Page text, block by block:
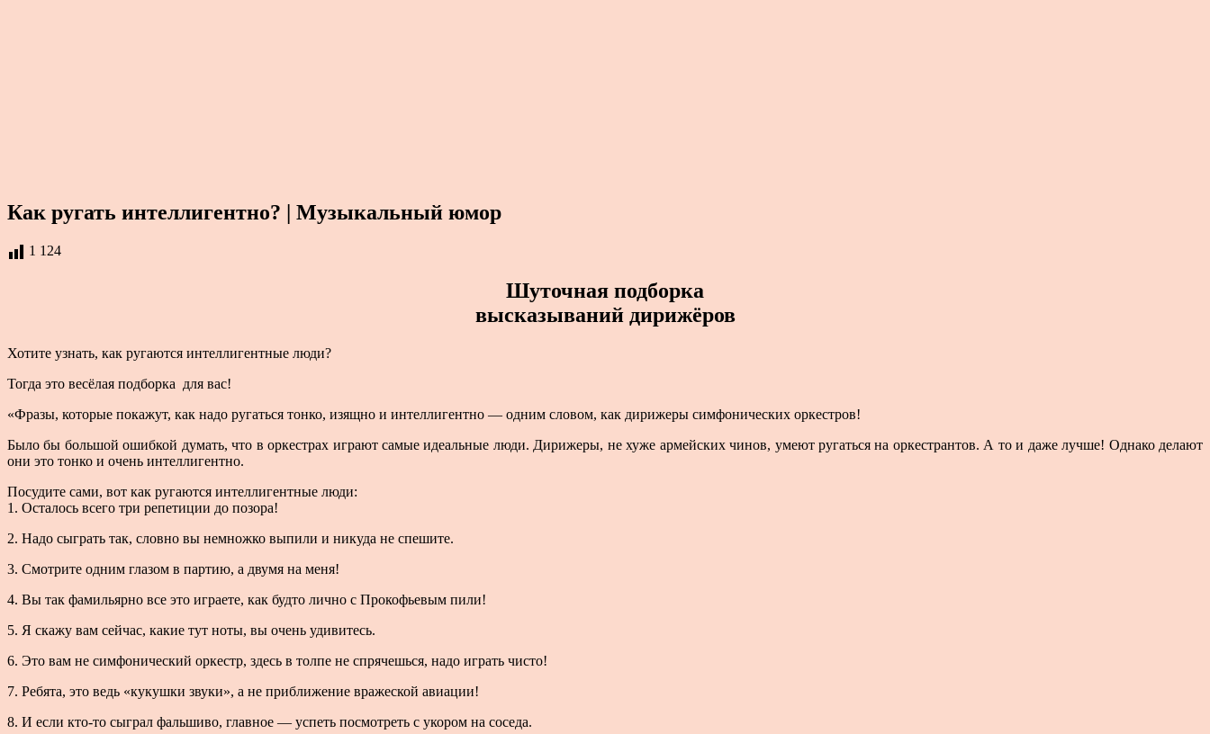
Как ругать интеллигентно? | Музыкальный юмор
1 124
Шуточная подборка
высказываний дирижёров
Хотите узнать, как ругаются интеллигентные люди?
Тогда это весёлая подборка для вас!
«Фразы, которые покажут, как надо ругаться тонко, изящно и интеллигентно — одним словом, как дирижеры симфонических оркестров!
Было бы большой ошибкой думать, что в оркестрах играют самые идеальные люди. Дирижеры, не хуже армейских чинов, умеют ругаться на оркестрантов. А то и даже лучше! Однако делают
они это тонко и очень интеллигентно.
Посудите сами, вот как ругаются интеллигентные люди:
1. Осталось всего три репетиции до позора!
2. Надо сыграть так, словно вы немножко выпили и никуда не спешите.
3. Смотрите одним глазом в партию, а двумя на меня!
4. Вы так фамильярно все это играете, как будто лично с Прокофьевым пили!
5. Я скажу вам сейчас, какие тут ноты, вы очень удивитесь.
6. Это вам не симфонический оркестр, здесь в толпе не спрячешься, надо играть чисто!
7. Ребята, это ведь «кукушки звуки», а не приближение вражеской авиации!
8. И если кто-то сыграл фальшиво, главное — успеть посмотреть с укором на соседа.